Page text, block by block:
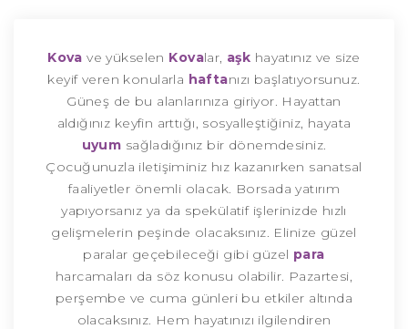
Kova ve yükselen Kovalar, aşk hayatınız ve size
keyif veren konularla haftanızı başlatıyorsunuz.
Güneş de bu alanlarınıza giriyor. Hayattan
aldığınız keyfin arttığı, sosyalleştiğiniz, hayata
uyum sağladığınız bir dönemdesiniz.
Çocuğunuzla iletişiminiz hız kazanırken sanatsal
faaliyetler önemli olacak. Borsada yatırım
yapıyorsanız ya da spekülatif işlerinizde hızlı
gelişmelerin peşinde olacaksınız. Elinize güzel
paralar geçebileceği gibi güzel para
harcamaları da söz konusu olabilir. Pazartesi,
perşembe ve cuma günleri bu etkiler altında
olacaksınız. Hem hayatınızı ilgilendiren